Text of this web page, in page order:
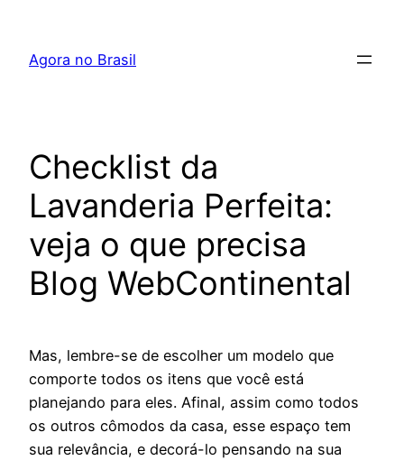
Agora no Brasil
Checklist da
Lavanderia Perfeita:
veja o que precisa
Blog WebContinental
Mas, lembre-se de escolher um modelo que
comporte todos os itens que você está
planejando para eles. Afinal, assim como todos
os outros cômodos da casa, esse espaço tem
sua relevância, e decorá-lo pensando na sua